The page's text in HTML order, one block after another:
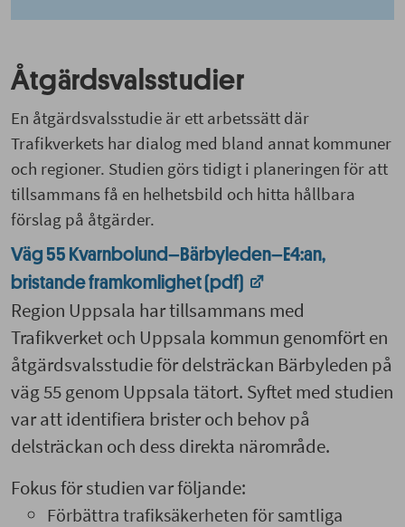
Åtgärdsvalsstudier
En åtgärdsvalsstudie är ett arbetssätt där
Trafikverkets har dialog med bland annat kommuner
och regioner. Studien görs tidigt i planeringen för att
tillsammans få en helhetsbild och hitta hållbara
förslag på åtgärder.
Väg 55 Kvarnbolund–Bärbyleden–E4:an,
bristande framkomlighet (pdf)
Region Uppsala har tillsammans med
Trafikverket och Uppsala kommun genomfört en
åtgärdsvalsstudie för delsträckan Bärbyleden på
väg 55 genom Uppsala tätort. Syftet med studien
var att identifiera brister och behov på
delsträckan och dess direkta närområde.
Fokus för studien var följande:
Förbättra trafiksäkerheten för samtliga